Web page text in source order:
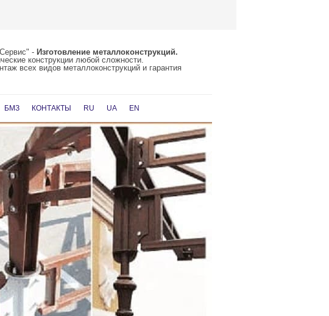
- Изготовление металлоконструкций.
конструкции любой сложности.
всех видов металлоконструкций и гарантия
БМЗ КОНТАКТЫ RU UA EN